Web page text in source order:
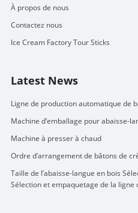
À propos de nous
Contactez nous
Ice Cream Factory Tour Sticks
Latest News
Ligne de production automatique de
Machine d’emballage pour abaisse-
Machine à presser à chaud
Ordre d’arrangement de bâtons de
Taille de l’abaisse-langue en bois
Sélection et empaquetage de la ligne